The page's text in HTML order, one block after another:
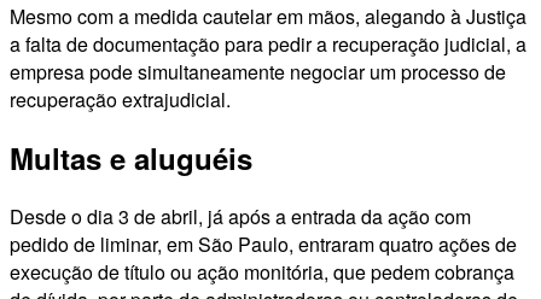
Mesmo com a medida cautelar em mãos, alegando à Justiça
a falta de documentação para pedir a recuperação judicial, a
empresa pode simultaneamente negociar um processo de
recuperação extrajudicial.
Multas e aluguéis
Desde o dia 3 de abril, já após a entrada da ação com
pedido de liminar, em São Paulo, entraram quatro ações de
execução de título ou ação monitória, que pedem cobrança